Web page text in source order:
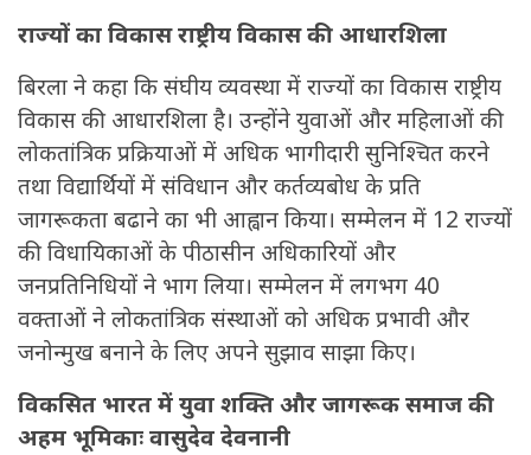
राज्यों का विकास राष्ट्रीय विकास की आधारशिला
बिरला ने कहा कि संघीय व्यवस्था में राज्यों का विकास राष्ट्रीय
विकास की आधारशिला है। उन्होंने युवाओं और महिलाओं की
लोकतांत्रिक प्रक्रियाओं में अधिक भागीदारी सुनिश्चित करने
तथा विद्यार्थियों में संविधान और कर्तव्यबोध के प्रति
जागरूकता बढाने का भी आह्वान किया। सम्मेलन में 12 राज्यों
की विधायिकाओं के पीठासीन अधिकारियों और
जनप्रतिनिधियों ने भाग लिया। सम्मेलन में लगभग 40
वक्ताओं ने लोकतांत्रिक संस्थाओं को अधिक प्रभावी और
जनोन्मुख बनाने के लिए अपने सुझाव साझा किए।
विकसित भारत में युवा शक्ति और जागरूक समाज की
अहम भूमिकाः वासुदेव देवनानी